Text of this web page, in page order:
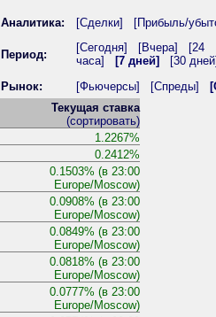
Аналитика: [Сделки] [Прибыль/
Период:
[Сегодня] [Вчера]
[24
часа]
[7 дней]
[30
Рынок:
[Фьючерсы] [Спреды]
Текущая ставка
(сортировать)
1.2267%
0.2412%
0.1503% (в 23:00
Europe/Moscow)
0.0908% (в 23:00
Europe/Moscow)
0.0849% (в 23:00
Europe/Moscow)
0.0818% (в 23:00
Europe/Moscow)
0.0777% (в 23:00
Europe/Moscow)